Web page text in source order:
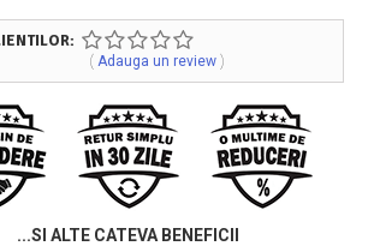
( Adauga un review )
...SI ALTE CATEVA BENEFICII